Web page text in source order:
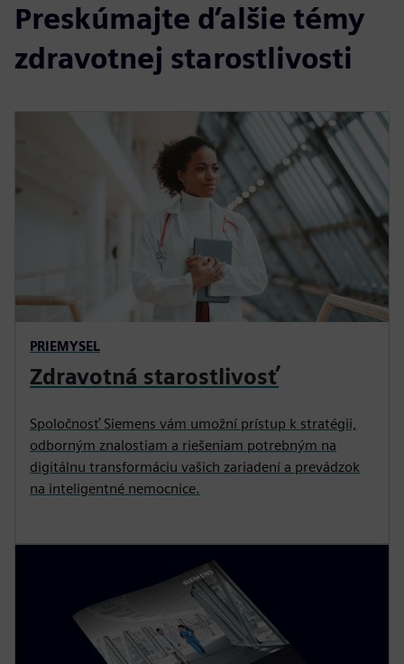
Preskúmajte ďalšie témy
zdravotnej starostlivosti
PRIEMYSEL
Zdravotná starostlivosť
Spoločnosť Siemens vám umožní prístup k stratégii,
odborným znalostiam a riešeniam potrebným na
digitálnu transformáciu vašich zariadení a prevádzok
na inteligentné nemocnice.